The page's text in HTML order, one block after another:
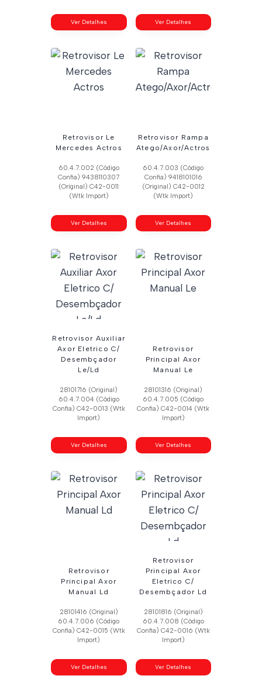
Ver Detalhes Ver Detalhes
Retrovisor Le
Mercedes Actros
60.4.7.002 (Código
Confia) 9438110307
(Original) C42-0011
(Wtk Import)
Ver Detalhes
Retrovisor Rampa
Atego/Axor/Actros
60.4.7.003 (Código
Confia) 9418101016
(Original) C42-0012
(Wtk Import)
Ver Detalhes
Retrovisor Auxiliar
Axor Eletrico C/
Desembçador
Le/Ld
28101716 (Original)
60.4.7.004 (Código
Confia) C42-0013 (Wtk
Import)
Ver Detalhes
Retrovisor
Principal Axor
Manual Le
28101316 (Original)
60.4.7.005 (Código
Confia) C42-0014 (Wtk
Import)
Ver Detalhes
Retrovisor
Principal Axor
Manual Ld
28101416 (Original)
60.4.7.006 (Código
Confia) C42-0015 (Wtk
Import)
Ver Detalhes
Retrovisor
Principal Axor
Eletrico C/
Desembçador Ld
28101816 (Original)
60.4.7.008 (Código
Confia) C42-0016 (Wtk
Import)
Ver Detalhes